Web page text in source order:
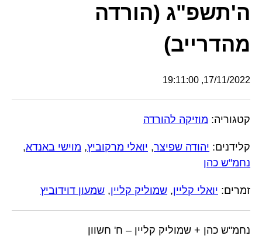
ה'תשפ"ג (הורדה
מהדרייב)
17/11/2022, 19:11:00
קטגוריה: מוזיקה להורדה
קלידנים: יהודה שפיצר, יואלי מרקוביץ, מוישי באנדא,
נחמ"ש כהן
זמרים: יואלי קליין, שמוליק קליין, שמעון דוידוביץ
נחמ"ש כהן + שמוליק קליין – ח' חשוון